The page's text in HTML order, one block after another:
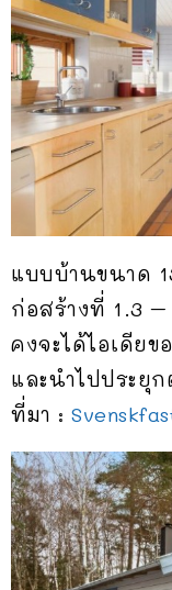
แบบบ้านขนาด
ก่อสร้างที่ 1.3
คงจะได้ไอเดีย
และนำไปประยุ
ที่มา :